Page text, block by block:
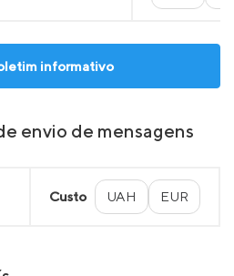
informativo
envio de mensagens
Custo UAH EUR